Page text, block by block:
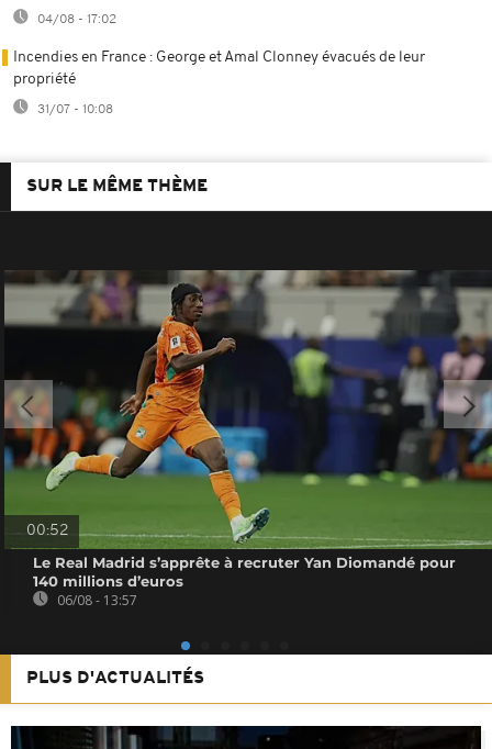
04/08 - 17:02
Incendies en France : George et Amal Clonney évacués de leur
propriété
31/07 - 10:08
SUR LE MÊME THÈME
00:52
Le Real Madrid s’apprête à recruter Yan Diomandé pour
140 millions d’euros
06/08 - 13:57
PLUS D'ACTUALITÉS